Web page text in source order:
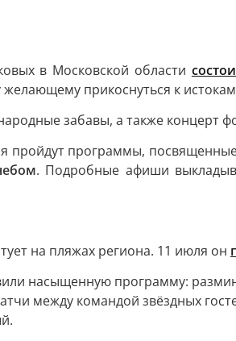
в Московской области
прикоснуться к истокам
забавы, а также концерт
пройдут программы,
. Подробные афиши
на пляжах региона. 11 июля он
насыщенную программу:
между командой звёздных